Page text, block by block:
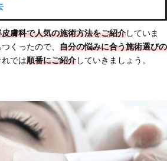
膚科で人気の施術方法をご紹介していま
くったので、 自分の悩みに合う施術選びの
では順番にご紹介していきましょう。